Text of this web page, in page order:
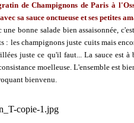
de Champignons de Paris à
sa sauce onctueuse et ses petites
une bonne salade bien assaisonnée,
: les champignons juste cuits mais
juste ce qu'il faut... La sauce est
moelleuse. L'ensemble est
bienvenu.